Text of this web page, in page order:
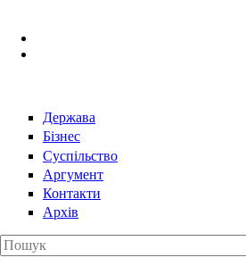
Держава
Бізнес
Суспільство
Аргумент
Контакти
Архів